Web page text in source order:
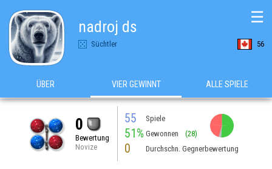
nadroj ds
Süchtler 56
☰
ÜBER VIER GEWINNT ALLE SPIELE
0
Bewertung
Novize
55 Spiele
51% Gewonnen (28)
0 Durchschn. Gegnerbewertung